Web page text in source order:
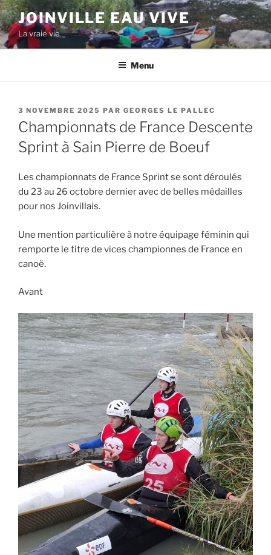
Aller
au
contenu
principal
JOINVILLE EAU VIVE
La vraie vie
Menu
PUBLIÉ
LE
3 NOVEMBRE 2025 PAR GEORGES LE PALLEC
Championnats de France Descente
Sprint à Sain Pierre de Boeuf
Les championnats de France Sprint se sont déroulés
du 23 au 26 octobre dernier avec de belles médailles
pour nos Joinvillais.
Une mention particulière à notre équipage féminin qui
remporte le titre de vices championnes de France en
canoë.
Avant